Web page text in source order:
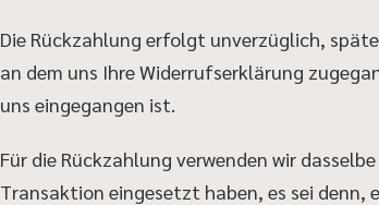
Die Rückzahlung erfolgt unverzüglich,
an dem uns Ihre Widerrufserklärung
uns eingegangen ist.
Für die Rückzahlung verwenden wir
Transaktion eingesetzt haben, es sei denn,